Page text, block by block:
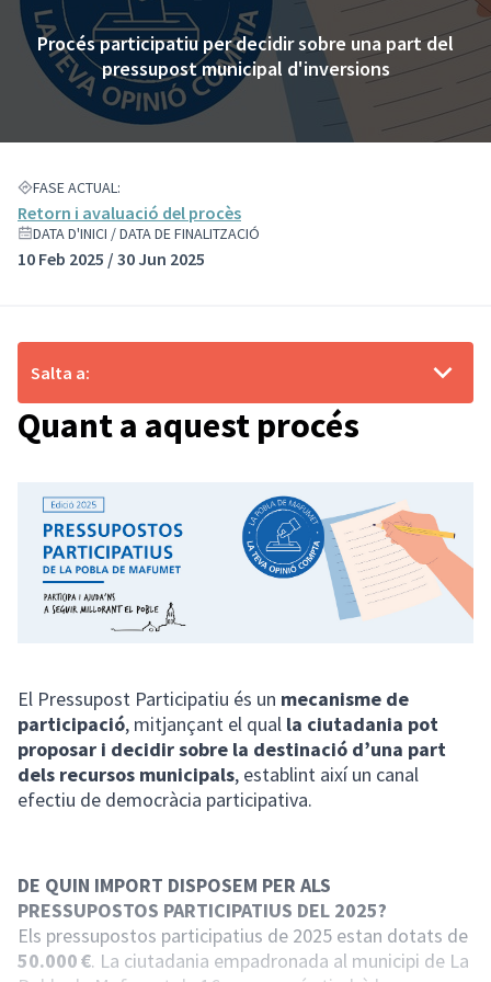
Procés participatiu per decidir sobre una part del
pressupost municipal d'inversions
FASE ACTUAL:
Retorn i avaluació del procès
DATA D'INICI / DATA DE FINALITZACIÓ
10 Feb 2025 / 30 Jun 2025
Quant a aquest procés
El Pressupost Participatiu és un mecanisme de
participació, mitjançant el qual la ciutadania pot
proposar i decidir sobre la destinació d’una part
dels recursos municipals, establint així un canal
efectiu de democràcia participativa.
DE QUIN IMPORT DISPOSEM PER ALS
PRESSUPOSTOS PARTICIPATIUS DEL 2025?
Els pressupostos participatius de 2025 estan dotats de
50.000 €. La ciutadania empadronada al municipi de La
Salta a: